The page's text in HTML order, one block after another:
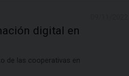
digital en
de las cooperativas en